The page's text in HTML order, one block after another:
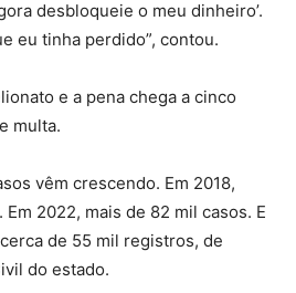
desbloqueie o meu dinheiro’.
eu tinha perdido”, contou.
e a pena chega a cinco
multa.
vêm crescendo. Em 2018,
2022, mais de 82 mil casos. E
de 55 mil registros, de
do estado.